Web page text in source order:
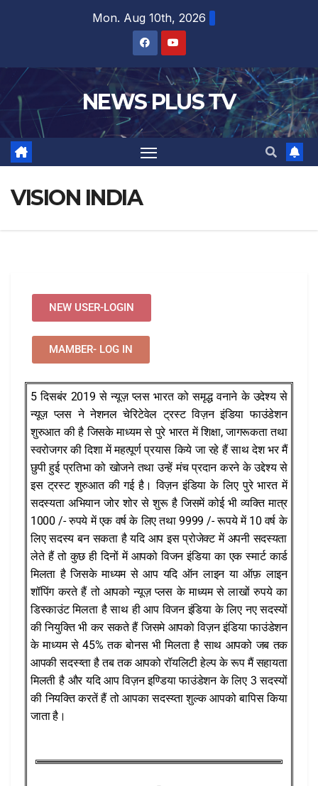
Mon. Aug 10th, 2026
NEWS PLUS TV
VISION INDIA
NEW USER-LOGIN
MAMBER- LOG IN
5 दिसबंर 2019 से न्यूज़ प्लस भारत को समृद्ध वनाने के उदेश्य से
न्यूज़ प्लस ने नेशनल चेरिटेवेल ट्रस्ट विज़न इंडिया फाउंडेशन
शुरुआत की है जिसके माध्यम से पुरे भारत में शिक्षा, जागरूकता तथा
स्वरोजगर की दिशा में महत्पूर्ण प्रयास किये जा रहे हैं साथ देश भर मैं
छुपी हुई प्रतिभा को खोजने तथा उन्हें मंच प्रदान करने के उद्देश्य से
इस ट्रस्ट शुरुआत की गई है। विज़न इंडिया के लिए पुरे भारत में
सदस्यता अभियान जोर शोर से शुरू है जिसमें कोई भी व्यक्ति मात्र
1000 /- रुपये में एक वर्ष के लिए तथा 9999 /- रूपये में 10 वर्ष के
लिए सदस्य बन सकता है यदि आप इस प्रोजेक्ट में अपनी सदस्यता
लेते हैं तो कुछ ही दिनों में आपको विजन इंडिया का एक स्मार्ट कार्ड
मिलता है जिसके माध्यम से आप यदि ऑन लाइन या ऑफ़ लाइन
शॉपिंग करते हैं तो आपको न्यूज़ प्लस के माध्यम से लाखों रुपये का
डिस्काउंट मिलता है साथ ही आप विजन इंडिया के लिए नए सदस्यों
की नियुक्ति भी कर सकते हैं जिसमे आपको विज़न इंडिया फाउंडेशन
के माध्यम से 45% तक बोनस भी मिलता है साथ आपको जब तक
आपकी सदस्य्ता है तब तक आपको रॉयलिटी हेल्प के रूप मैं सहायता
मिलती है और यदि आप विज़न इण्डिया फाउंडेशन के लिए 3 सदस्यों
की नियक्ति करतें हैं तो आपका सदस्य्ता शुल्क आपको बापिस किया
जाता है।